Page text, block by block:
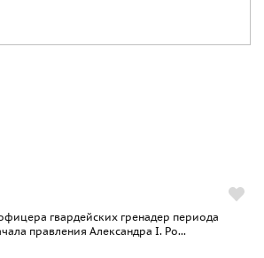
гвардейских гренадер периода
правления Александра I. Ро...